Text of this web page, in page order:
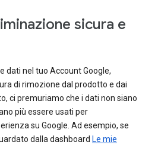
sicura e
dati nel tuo Account Google,
di rimozione dal prodotto e dai
ci premuriamo che i dati non siano
più essere usati per
su Google. Ad esempio, se
dalla dashboard Le mie